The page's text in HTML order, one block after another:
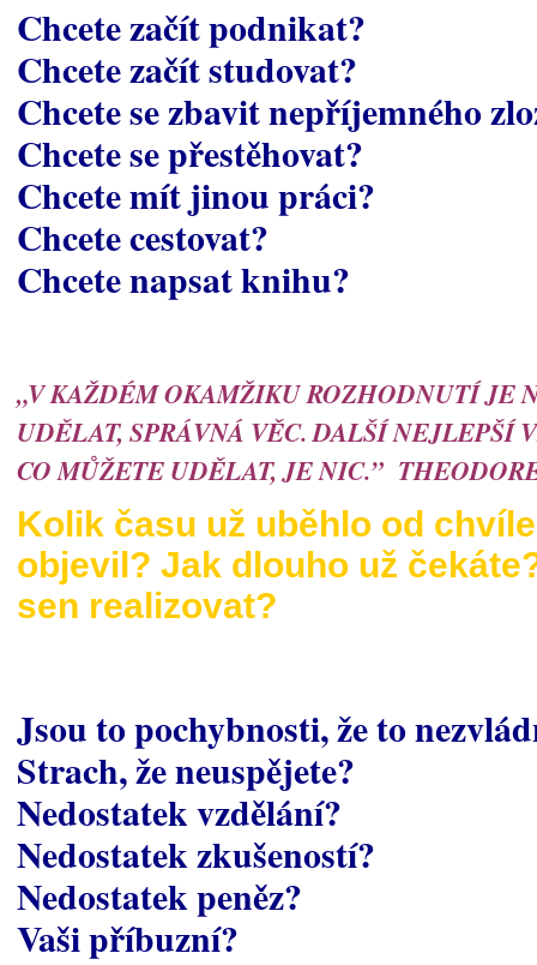
Chcete začít podnikat?
Chcete začít studovat?
Chcete se zbavit nepříjemného
Chcete se přestěhovat?
Chcete mít jinou práci?
Chcete cestovat?
Chcete napsat knihu?
„V KAŽDÉM OKAMŽIKU ROZHODNUTÍ JE
UDĚLAT, SPRÁVNÁ VĚC. DALŠÍ NEJLEPŠÍ
CO MŮŽETE UDĚLAT, JE NIC.”
Kolik času už uběhlo od
objevil? Jak dlouho už
sen realizovat?
Jsou to pochybnosti, že to
Strach, že neuspějete?
Nedostatek vzdělání?
Nedostatek zkušeností?
Nedostatek peněz?
Vaši příbuzní?